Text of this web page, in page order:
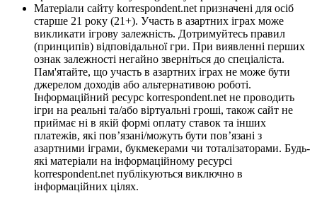
Матеріали сайту korrespondent.net призначені для осіб
старше 21 року (21+). Участь в азартних іграх може
викликати ігрову залежність. Дотримуйтесь правил
(принципів) відповідальної гри. При виявленні перших
ознак залежності негайно зверніться до спеціаліста.
Пам'ятайте, що участь в азартних іграх не може бути
джерелом доходів або альтернативою роботі.
Інформаційний ресурс korrespondent.net не проводить
ігри на реальні та/або віртуальні гроші, також сайт не
приймає ні в якій формі оплату ставок та інших
платежів, які пов’язані/можуть бути пов’язані з
азартними іграми, букмекерами чи тоталізаторами. Будь-
які матеріали на інформаційному ресурсі
korrespondent.net публікуються виключно в
інформаційних цілях.